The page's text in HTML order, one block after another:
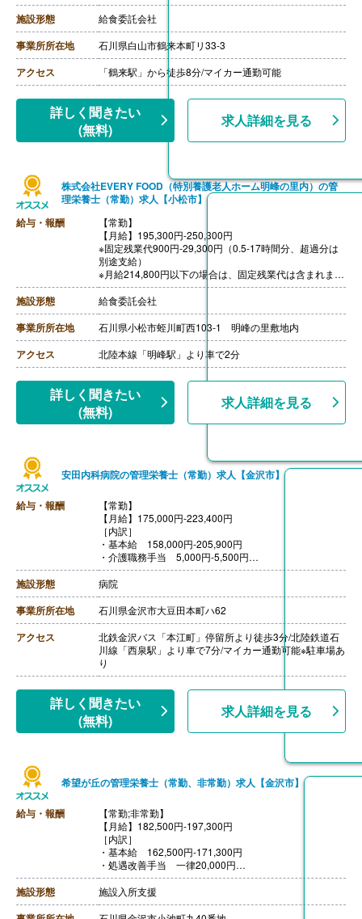
施設形態 給食委託会社
事業所所在地 石川県白山市鶴来本町リ33-3
アクセス 「鶴来駅」から徒歩8分/マイカー通勤可能
詳しく聞きたい
(無料)
求人詳細を見る
株式会社EVERY FOOD（特別養護老人ホーム明峰の里内）の管
理栄養士（常勤）求人【小松市】
給与・報酬
【常勤】
【月給】195,300円-250,300円
※固定残業代900円-29,300円（0.5-17時間分、超過分は
別途支給）
※月給214,800円以下の場合は、固定残業代は含まれませ
ん（残業時間分は追加支給）
［その他手当］
・管理栄養士手当
・早朝手当
【賞与】年2回
【通勤手当】あり（規定あり）
【退職金】なし
施設形態 給食委託会社
事業所所在地 石川県小松市蛭川町西103-1 明峰の里敷地内
アクセス 北陸本線「明峰駅」より車で2分
詳しく聞きたい
(無料)
求人詳細を見る
安田内科病院の管理栄養士（常勤）求人【金沢市】
給与・報酬
【常勤】
【月給】175,000円-223,400円
［内訳］
・基本給 158,000円-205,900円
・介護職務手当 5,000円-5,500円
・ベースアップ手当 12,000円
［その他手当］
・早番手当 500円/回
・住宅手当 20,000円※通勤手当といずれか選択
・扶養手当 規定による（例:配偶者と子供2人扶養の場
合で18,000円）
・年末年始手当
【賞与】年2回（計3.8ヶ月分）※前年度実績
【通勤手当】あり（上限20,000円/月）
績
【退職金】あり※勤続2年以上
施設形態 病院
事業所所在地 石川県金沢市大豆田本町ハ62
アクセス
北鉄金沢バス「本江町」停留所より徒歩3分/北陸鉄道石
川線「西泉駅」より車で7分/マイカー通勤可能※駐車場あ
り
詳しく聞きたい
(無料)
求人詳細を見る
希望が丘の管理栄養士（常勤、非常勤）求人【金沢市】
給与・報酬
【常勤;非常勤】
【月給】182,500円-197,300円
［内訳］
・基本給 162,500円-171,300円
・処遇改善手当 一律20,000円
［その他手当］
・早番手当 1,000円/回
【賞与】年2回（正社員4.3ヶ月分、嘱託職員2ヶ月分）※
前年度実績
施設形態 施設入所支援